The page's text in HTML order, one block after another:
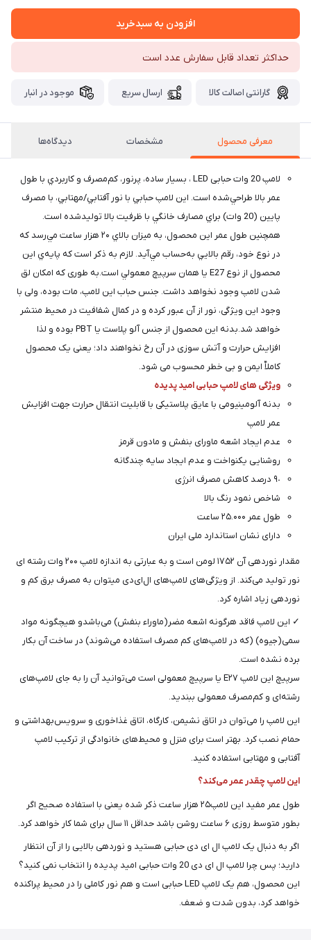
افزودن به سبدخرید
حداکثر تعداد قابل سفارش عدد است
گارانتی اصالت کالا ارسال سریع موجود در انبار
معرفی محصول مشخصات دیدگاه‌ها
لامپ 20 وات حبابی LED ، بسيار ساده، پرنور، کم‌مصرف و کاربردي با طول
عمر بالا طراحي‌شده است. اين لامپ حبابي با نور آفتابي/مهتابي، با مصرف
پايين (20 وات) براي مصارف خانگي با ظرفيت بالا توليدشده است.
همچنين طول عمر اين محصول، به ميزان بالاي ۲۰ هزار ساعت مي‌رسد که
در نوع خود، رقم بالايي به‌حساب مي‌آيد. لازم به ذکر است که پايه‌ي اين
محصول از نوع E27 يا همان سرپيچ معمولي است.به طوری که امکان لق
شدن لامپ وجود نخواهد داشت. جنس حباب این لامپ، مات بوده، ولی با
وجود این ویژگی، نور از آن عبور کرده و در کمال شفافیت در محیط منتشر
خواهد شد.بدنه این محصول از جنس آلو پلاست یا PBT بوده و لذا
افزایش حرارت و آتش سوزی در آن رخ نخواهند داد؛ یعنی یک محصول
کاملاٌ ایمن و بی خطر محسوب می شود.
ویژگی های لامپ حبابی امید پدیده
بدنه آلومینیومی با عایق پلاستیکی با قابلیت انتقال حرارت جهت افزایش
عمر لامپ
عدم ایجاد اشعه ماورای بنفش و مادون قرمز
روشنایی یکنواخت و عدم ایجاد سایه چندگانه
٩٠ درصد کاهش مصرف انرژی
شاخص نمود رنگ بالا
طول عمر ۲۵.۰۰۰ ساعت
دارای نشان استاندارد ملی ایران
مقدار نوردهی آن ۱۷۵۲ لومن است و به عبارتی به اندازه لامپ ۲۰۰ وات رشته ای
نور تولید می‌کند. از ویژگی‌های لامپ‌های ال‌ای‌دی میتوان به مصرف برق کم و
نوردهی زیاد اشاره کرد.
✓ این لامپ فاقد هرگونه اشعه مضر(ماوراء بنفش) می‌باشدو هیچگونه مواد
سمی(جیوه) (که در لامپ‌های کم مصرف استفاده می‌شوند) در ساخت آن بکار
برده نشده است.
سرپیچ این لامپ E۲۷ یا سرپیچ معمولی است می‌توانید آن را به جای لامپ‌های
رشته‌ای و کم‌مصرف معمولی ببندید.
این لامپ را می‌توان در اتاق نشیمن، کارگاه، اتاق غذاخوری و سرویس‌بهداشتی و
حمام نصب کرد. بهتر است برای منزل و محیط‌های خانوادگی از ترکیب لامپ
آفتابی و مهتابی استفاده کنید.
این لامپ چقدر عمر می‌کند؟
طول عمر مفید این لامپ۲۵ هزار ساعت ذکر شده یعنی با استفاده صحیح اگر
بطور متوسط روزی ۶ ساعت روشن باشد حداقل ۱۱ سال برای شما کار خواهد کرد.
اگر به دنبال یک لامپ ال ای دی حبابی هستید و نوردهی بالایی را از آن انتظار
دارید؛ پس چرا لامپ ال ای دی 20 وات حبابی امید پدیده را انتخاب نمی کنید؟
این محصول، هم یک لامپ LED حبابی است و هم نور کاملی را در محیط پراکنده
خواهد کرد، بدون شدت و ضعف.